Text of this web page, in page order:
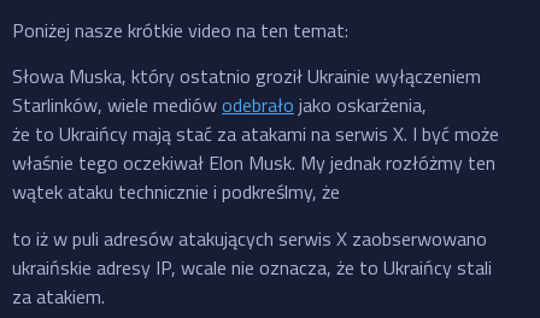
Poniżej nasze krótkie video na ten temat:
Słowa Muska, który ostatnio groził Ukrainie wyłączeniem
Starlinków, wiele mediówodebrało jako oskarżenia,
że to Ukraińcy mają stać za atakami na serwis X. I być może
właśnie tego oczekiwał Elon Musk. My jednak rozłóżmy ten
wątek ataku technicznie i podkreślmy, że
to iż w puli adresów atakujących serwis X zaobserwowano
ukraińskie adresy IP, wcale nie oznacza, że to Ukraińcy stali
za atakiem.